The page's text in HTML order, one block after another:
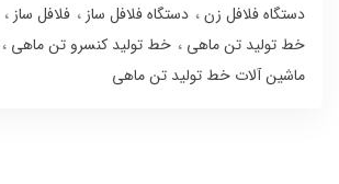
دستگاه فلافل زن
دستگاه فلافل ساز
فلافل ساز
خط تولید تن ماهی
خط تولید کنسرو تن ماهی
ماشین آلات خط تولید تن ماهی